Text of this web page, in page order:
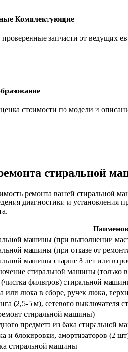
Комплектующие
запчасти от ведущих
стоимости по модели и
стиральной
ремонта вашей стиральной
диагностики и
машины (при выполнении
машины (при отказе от
машины старше 8 лет или
стиральной машины (только
(чистка фильтров) стиральной
или люка в сборе, ручек люка,
(2,5-5 м), сетевого выключателя
стиральной машины)
предмета из бака стиральной
и блокировки, амортизаторов (2
стиральной машины